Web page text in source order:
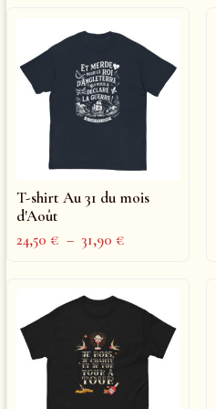
T-shirt Au 31 du mois
d'Août
24,50€ – 31,90€